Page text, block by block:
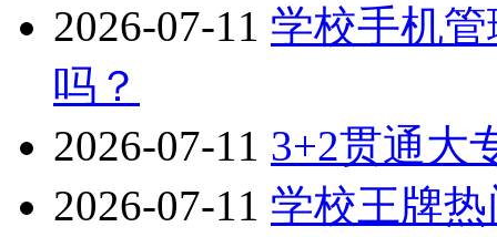
2026-07-11 学校手机
吗？
2026-07-11 3+2贯通大
2026-07-11 学校王牌